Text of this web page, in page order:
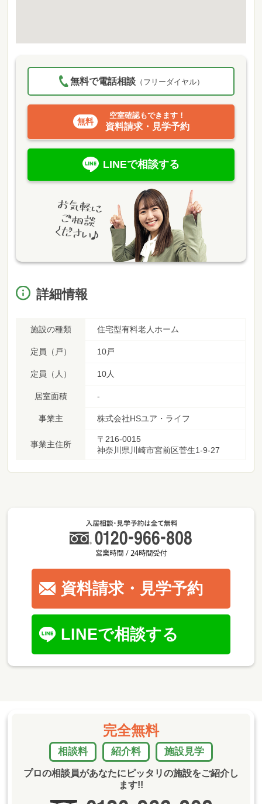
無料で電話相談（フリーダイヤル）
空室確認もできます！
資料請求・見学予約
LINEで相談する
詳細情報
施設の種類 住宅型有料老人ホーム
定員（戸） 10戸
定員（人） 10人
居室面積 -
事業主 株式会社HSユア・ライフ
事業主住所
〒216-0015
神奈川県川崎市宮前区菅生1-9-27
資料請求・見学予約
LINEで相談する
完全無料
相談料 紹介料 施設見学
プロの相談員があなたにピッタリの施設をご紹介し
ます!!